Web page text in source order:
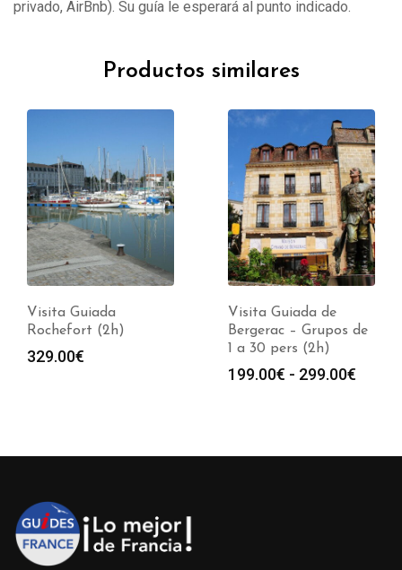
privado, AirBnb). Su guía le esperará al punto indicado.
Productos similares
Visita Guiada
Rochefort (2h)
329.00€
Visita Guiada de
Bergerac – Grupos de
1 a 30 pers (2h)
199.00€ - 299.00€